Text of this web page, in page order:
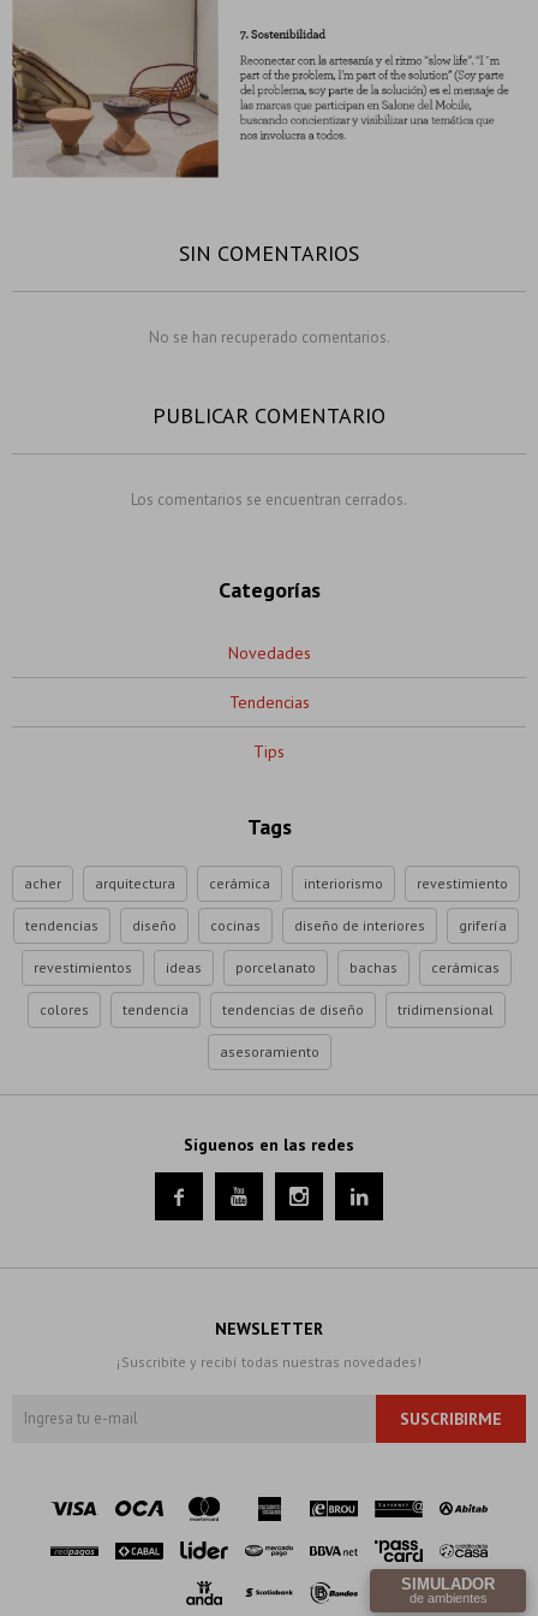
SIN COMENTARIOS
No se han recuperado comentarios.
PUBLICAR COMENTARIO
Los comentarios se encuentran cerrados.
Categorías
Novedades
Tendencias
Tips
Tags
acher arquitectura cerámica interiorismo revestimiento
tendencias diseño cocinas diseño de interiores grifería
revestimientos ideas porcelanato bachas cerámicas
colores tendencia tendencias de diseño tridimensional
asesoramiento
Síguenos en las redes
   
NEWSLETTER
¡Suscribite y recibí todas nuestras novedades!
SUSCRIBIRME
SIMULADOR
de ambientes